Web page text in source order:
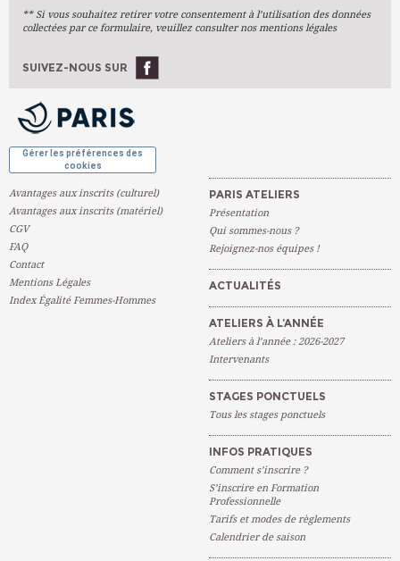
Arts Numériques
Ateliers À L'année
** Si vous souhaitez retirer votre consentement à l’utilisation des données
collectées par ce formulaire, veuillez consulter nos mentions légales
SUIVEZ-NOUS SUR
Gérer les préférences des
cookies
Avantages aux inscrits (culturel)
Avantages aux inscrits (matériel)
CGV
FAQ
Contact
Mentions Légales
Index Égalité Femmes-Hommes
PARIS ATELIERS
Présentation
Qui sommes-nous ?
Rejoignez-nos équipes !
ACTUALITÉS
ATELIERS À L’ANNÉE
Ateliers à l’année : 2026-2027
Intervenants
STAGES PONCTUELS
Tous les stages ponctuels
INFOS PRATIQUES
Comment s’inscrire ?
S’inscrire en Formation
Professionnelle
Tarifs et modes de règlements
Calendrier de saison